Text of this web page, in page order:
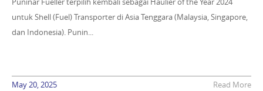
untuk Shell (Fuel) Transporter di Asia Tenggara (Malaysia, Singapore,
dan Indonesia). Punin...
May 20, 2025 Read More